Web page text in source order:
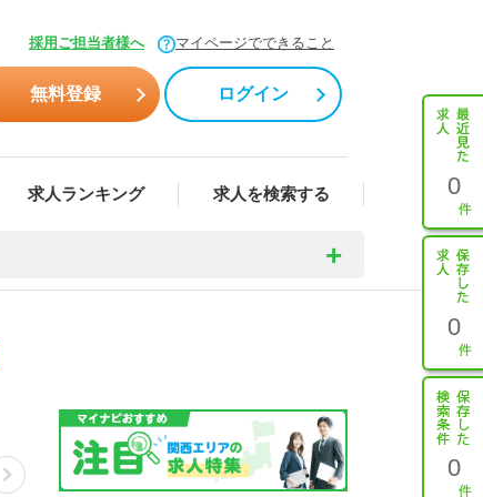
採用ご担当者様へ マイページでできること
無料登録 ログイン
求人ランキング 求人を検索する 0
0
0